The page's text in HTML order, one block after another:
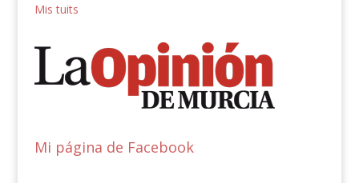
Mis tuits
Mi página de Facebook